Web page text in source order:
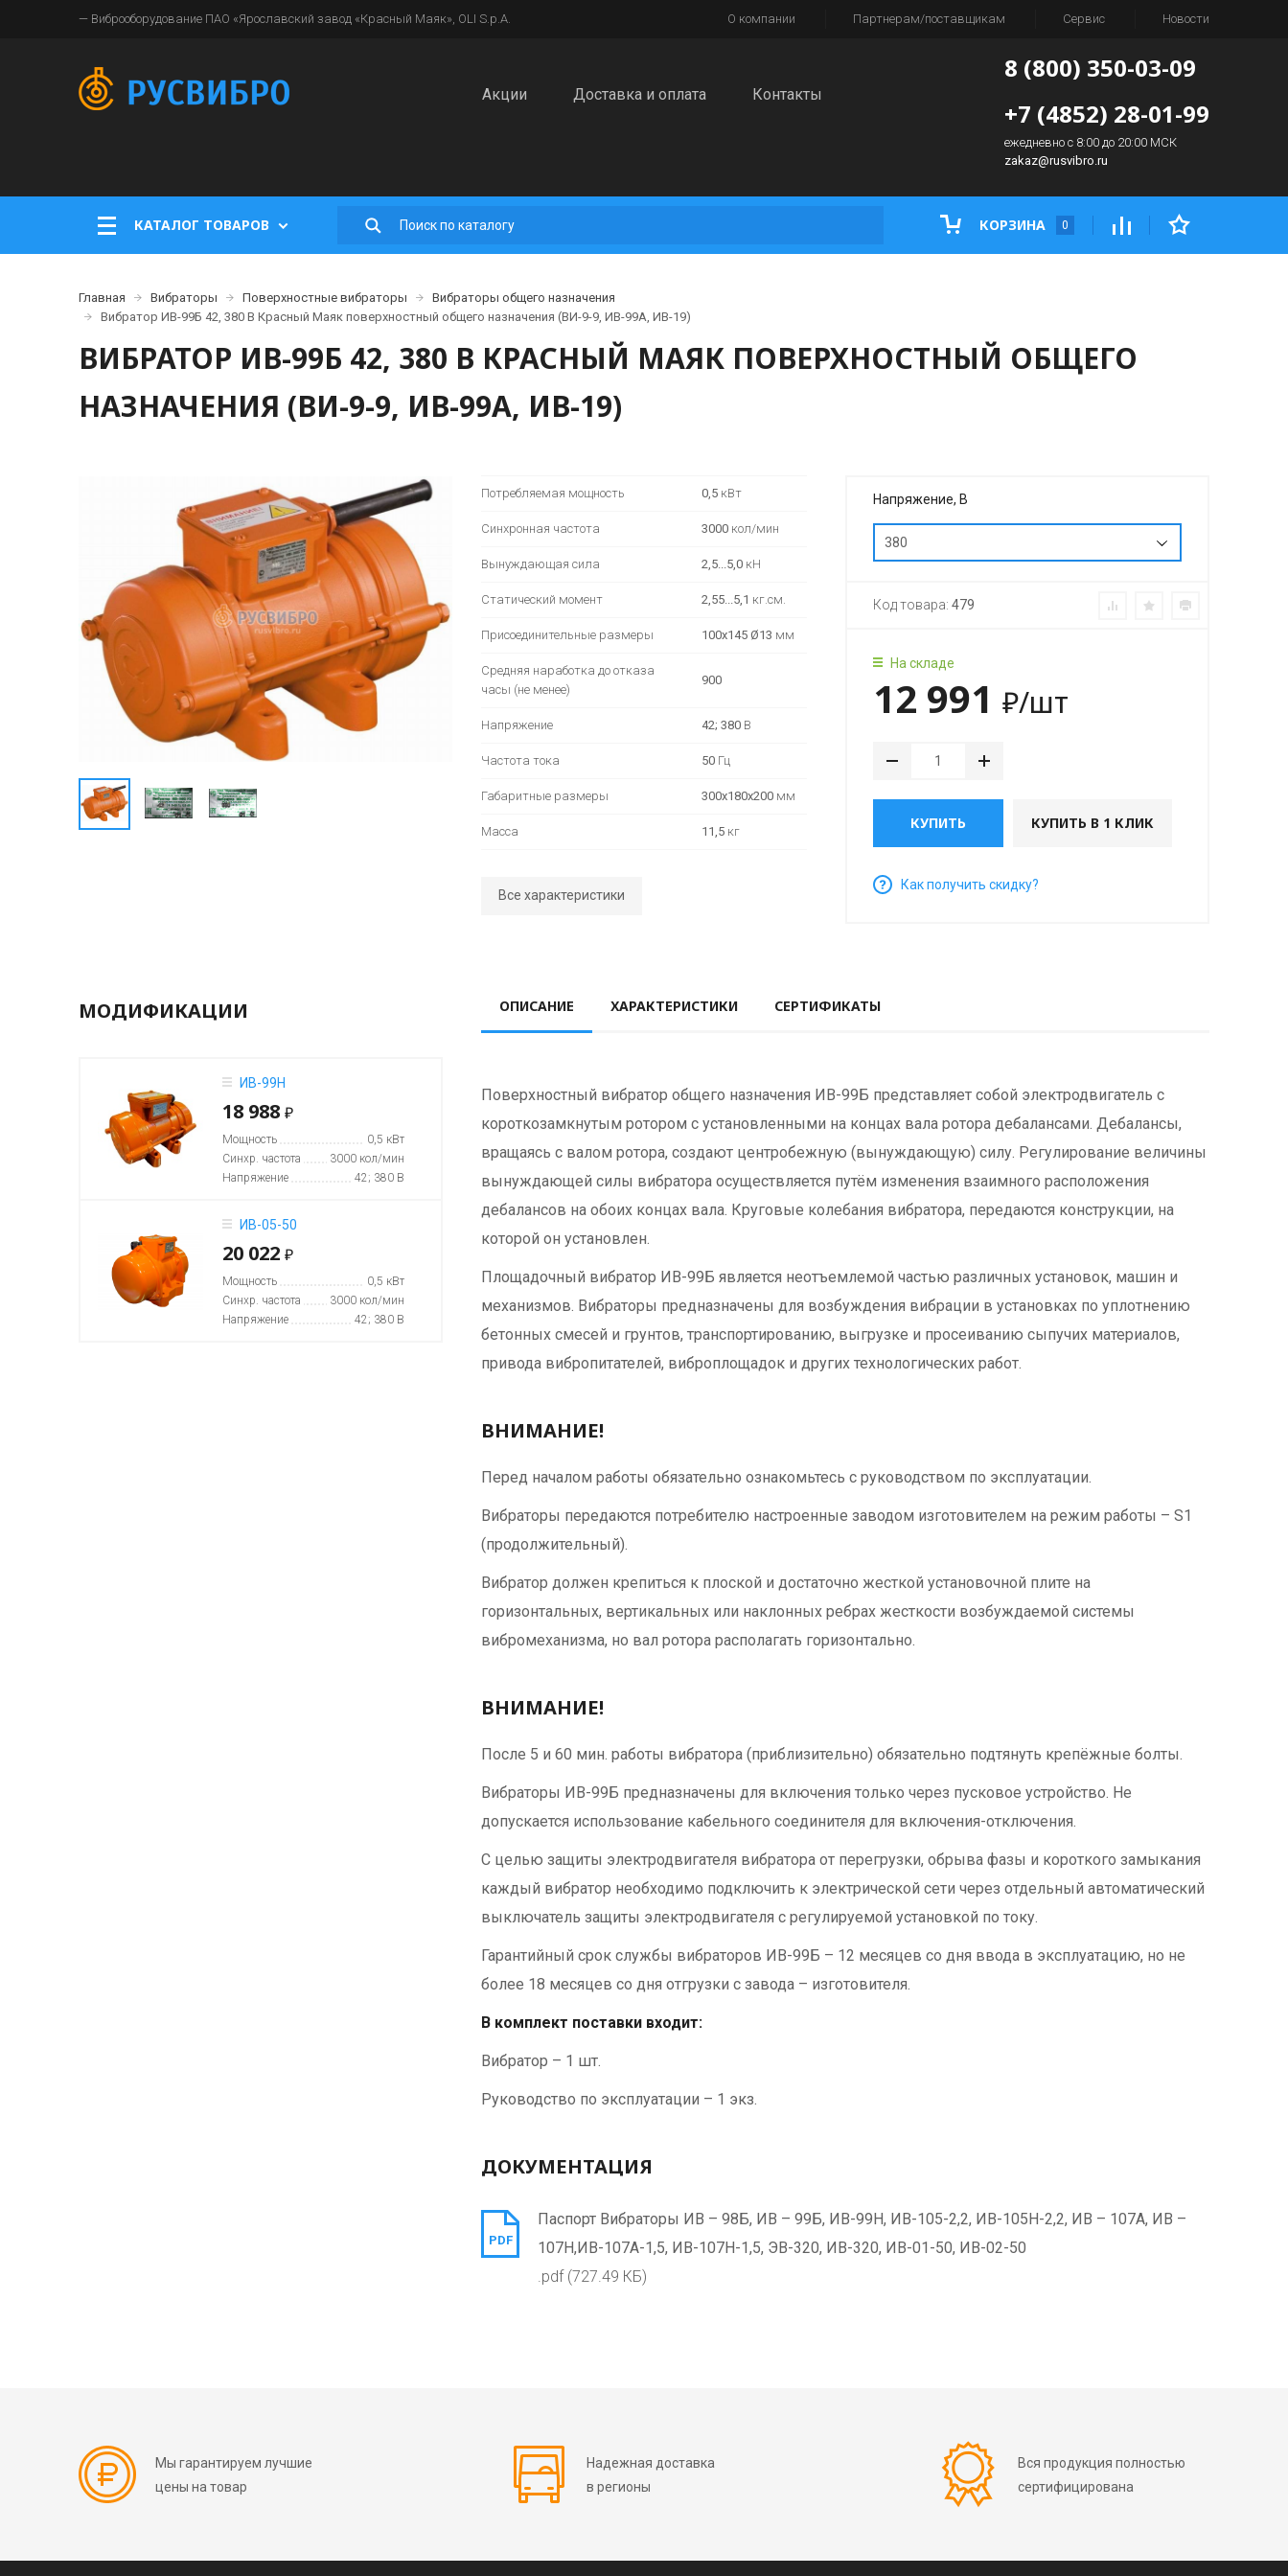
— Виброоборудование ПАО «Ярославский завод «Красный Маяк», OLI S.p.A. О компании Партнерам/поставщикам Сервис Новости
8 (800) 350-03-09
+7 (4852) 28-01-99
ежедневно с 8:00 до 20:00 МСК
zakaz@rusvibro.ru
Акции Доставка и оплата Контакты
КОРЗИНА 0
КАТАЛОГ ТОВАРОВ
Главная Вибраторы Поверхностные вибраторы
Вибраторы общего назначения
Вибратор ИВ-99Б 42, 380 В Красный Маяк поверхностный общего назначения (ВИ-9-9, ИВ-99А, ИВ-19)
ВИБРАТОР ИВ-99Б 42, 380 В КРАСНЫЙ МАЯК ПОВЕРХНОСТНЫЙ ОБЩЕГО
НАЗНАЧЕНИЯ (ВИ-9-9, ИВ-99А, ИВ-19)
Потребляемая мощность 0,5 кВт
Синхронная частота 3000 кол/мин
Вынуждающая сила 2,5...5,0 кН
Статический момент 2,55...5,1 кг.см.
Присоединительные размеры 100х145 Ø13 мм
Средняя наработка до отказа
часы (не менее)
900
Напряжение 42; 380 В
Частота тока 50 Гц
Габаритные размеры 300х180х200 мм
Масса 11,5 кг
Все характеристики
Напряжение, В
380
Код товара: 479
На складе
12 991 ₽/шт
КУПИТЬ КУПИТЬ В 1 КЛИК
Как получить скидку?
МОДИФИКАЦИИ
ИВ-99Н
18 988 ₽
Мощность
0,5 кВт
Синхр. частота
3000 кол/мин
Напряжение
42; 380 В
ИВ-05-50
20 022 ₽
Мощность
0,5 кВт
Синхр. частота
3000 кол/мин
Напряжение
42; 380 В
ОПИСАНИЕ ХАРАКТЕРИСТИКИ СЕРТИФИКАТЫ
Поверхностный вибратор общего назначения ИВ-99Б представляет собой электродвигатель с
короткозамкнутым ротором с установленными на концах вала ротора дебалансами. Дебалансы,
вращаясь с валом ротора, создают центробежную (вынуждающую) силу. Регулирование величины
вынуждающей силы вибратора осуществляется путём изменения взаимного расположения
дебалансов на обоих концах вала. Круговые колебания вибратора, передаются конструкции, на
которой он установлен.
Площадочный вибратор ИВ-99Б является неотъемлемой частью различных установок, машин и
механизмов. Вибраторы предназначены для возбуждения вибрации в установках по уплотнению
бетонных смесей и грунтов, транспортированию, выгрузке и просеиванию сыпучих материалов,
привода вибропитателей, виброплощадок и других технологических работ.
ВНИМАНИЕ!
Перед началом работы обязательно ознакомьтесь с руководством по эксплуатации.
Вибраторы передаются потребителю настроенные заводом изготовителем на режим работы – S1
(продолжительный).
Вибратор должен крепиться к плоской и достаточно жесткой установочной плите на
горизонтальных, вертикальных или наклонных ребрах жесткости возбуждаемой системы
вибромеханизма, но вал ротора располагать горизонтально.
ВНИМАНИЕ!
После 5 и 60 мин. работы вибратора (приблизительно) обязательно подтянуть крепёжные болты.
Вибраторы ИВ-99Б предназначены для включения только через пусковое устройство. Не
допускается использование кабельного соединителя для включения-отключения.
С целью защиты электродвигателя вибратора от перегрузки, обрыва фазы и короткого замыкания
каждый вибратор необходимо подключить к электрической сети через отдельный автоматический
выключатель защиты электродвигателя с регулируемой установкой по току.
Гарантийный срок службы вибраторов ИВ-99Б – 12 месяцев со дня ввода в эксплуатацию, но не
более 18 месяцев со дня отгрузки с завода – изготовителя.
В комплект поставки входит:
Вибратор – 1 шт.
Руководство по эксплуатации – 1 экз.
ДОКУМЕНТАЦИЯ
PDF
Паспорт Вибраторы ИВ – 98Б, ИВ – 99Б, ИВ-99Н, ИВ-105-2,2, ИВ-105Н-2,2, ИВ – 107А, ИВ –
107Н,ИВ-107А-1,5, ИВ-107Н-1,5, ЭВ-320, ИВ-320, ИВ-01-50, ИВ-02-50
.pdf (727.49 КБ)
Мы гарантируем лучшие
цены на товар
Надежная доставка
в регионы
Вся продукция полностью
сертифицирована